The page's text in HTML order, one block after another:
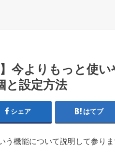
】今よりもっと使
と設定方法
シェア はてブ
う機能について説明して参りま